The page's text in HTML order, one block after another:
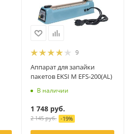
9
Аппарат для запайки
пакетов EKSI М EFS-200(AL)
В наличии
1 748 руб.
2 145руб. -19%